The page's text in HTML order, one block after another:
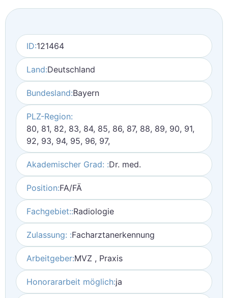
ID:121464
Land:Deutschland
Bundesland:Bayern
PLZ-Region:
80, 81, 82, 83, 84, 85, 86, 87, 88, 89, 90, 91,
92, 93, 94, 95, 96, 97,
Akademischer Grad: :Dr. med.
Position:FA/FÄ
Fachgebiet::Radiologie
Zulassung: :Facharztanerkennung
Arbeitgeber:MVZ , Praxis
Honorararbeit möglich:ja